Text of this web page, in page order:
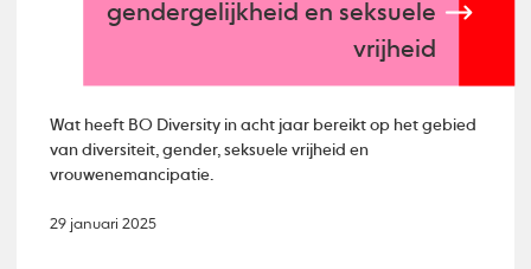
gendergelijkheid en seksuele
vrijheid
Wat heeft BO Diversity in acht jaar bereikt op het gebied
van diversiteit, gender, seksuele vrijheid en
vrouwenemancipatie.
29 januari 2025